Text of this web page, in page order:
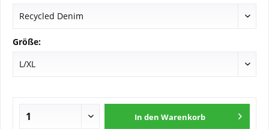
Größe:
In den Warenkorb